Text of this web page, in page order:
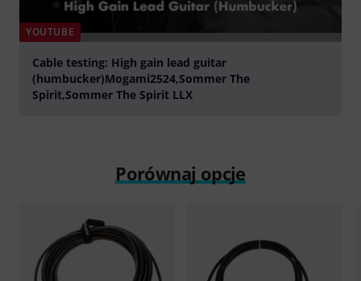
YOUTUBE
Cable testing: High gain lead guitar
(humbucker)Mogami2524,Sommer The
Spirit,Sommer The Spirit LLX
Porównaj opcje